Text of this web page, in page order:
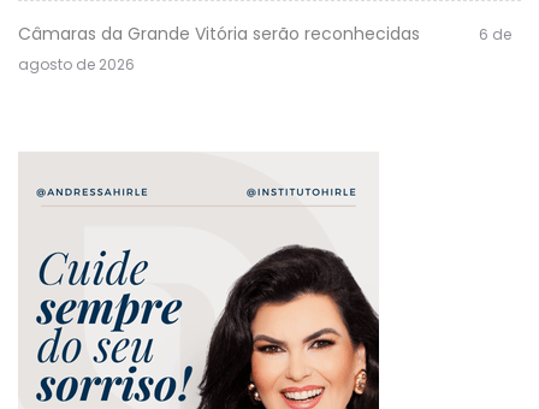
Câmaras da Grande Vitória serão reconhecidas
6 de
agosto de 2026